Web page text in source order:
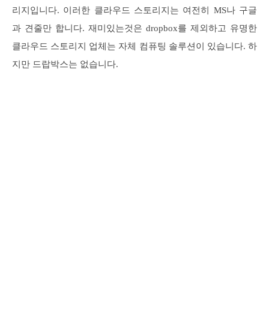
리지입니다. 이러한 클라우드 스토리지는 여전히 MS나 구글
과 견줄만 합니다. 재미있는것은 dropbox를 제외하고 유명한
클라우드 스토리지 업체는 자체 컴퓨팅 솔루션이 있습니다. 하
지만 드랍박스는 없습니다.